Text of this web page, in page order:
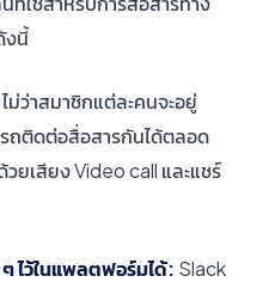
งนี้
ไม่ว่าสมาชิกแต่ละคนจะอยู่
ถติดต่อสื่อสารกันได้ตลอด
วยเสียง Video call และแชร์
ไว้ในแพลตฟอร์มได้: Slack